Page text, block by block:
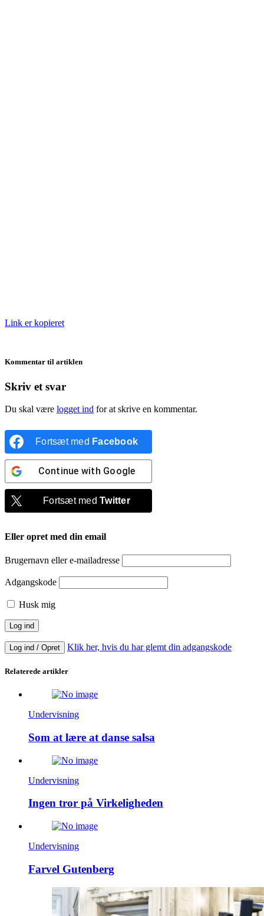
Link er kopieret
Kommentar til artiklen
Skriv et svar
Du skal være logget ind for at skrive en kommentar.
Fortsæt med Facebook
Continue with Google
Fortsæt medTwitter
Eller opret med din email
Brugernavn eller e-mailadresse
Adgangskode
Husk mig
Log ind / Opret Klik her, hvis du har glemt din adgangskode
Relaterede artikler
Undervisning
Som at lære at danse salsa
Undervisning
Ingen tror på Virkeligheden
Undervisning
Farvel Gutenberg